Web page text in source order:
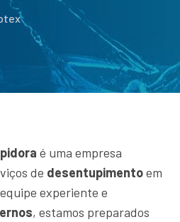
é uma empresa
de desentupimentoem
experiente e
, estamos preparados